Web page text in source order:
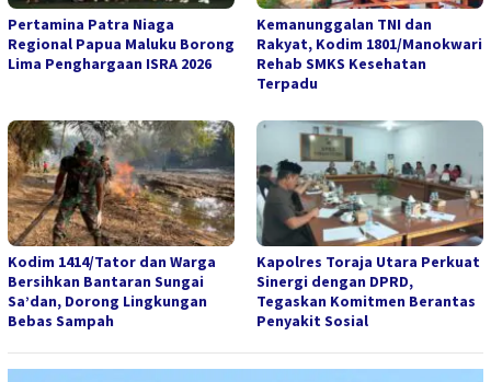
Pertamina Patra Niaga
Regional Papua Maluku Borong
Lima Penghargaan ISRA 2026
Kemanunggalan TNI dan
Rakyat, Kodim 1801/Manokwari
Rehab SMKS Kesehatan
Terpadu
Kodim 1414/Tator dan Warga
Bersihkan Bantaran Sungai
Sa’dan, Dorong Lingkungan
Bebas Sampah
Kapolres Toraja Utara Perkuat
Sinergi dengan DPRD,
Tegaskan Komitmen Berantas
Penyakit Sosial